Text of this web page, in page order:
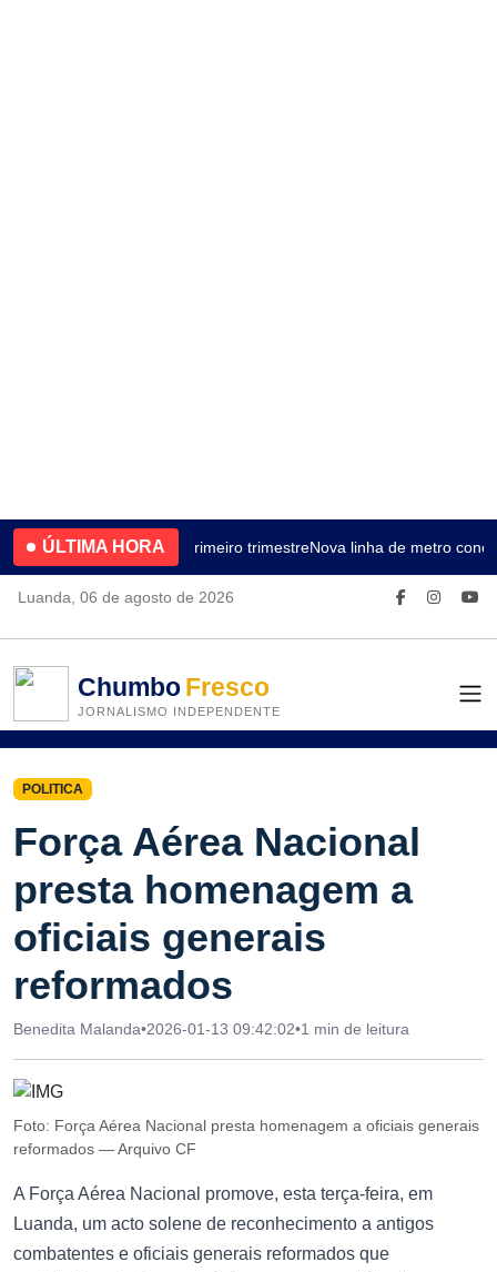
ÚLTIMA HORA4.2% no primeiro trimestreNova linha de metro
Luanda, 06 de agosto de 2026
ChumboFresco
JORNALISMO INDEPENDENTE
POLITICA
Força Aérea Nacional
presta homenagem a
oficiais generais
reformados
Benedita Malanda•2026-01-13 09:42:02•1 min de leitura
Foto: Força Aérea Nacional presta homenagem a oficiais generais
reformados — Arquivo CF
A Força Aérea Nacional promove, esta terça-feira, em
Luanda, um acto solene de reconhecimento a antigos
combatentes e oficiais generais reformados que